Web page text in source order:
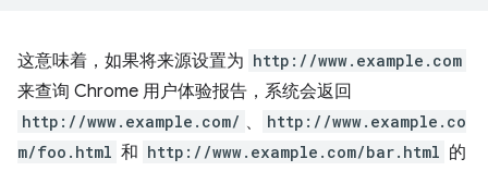
这意味着，如果将来源设置为 http://www.example.com
来查询 Chrome 用户体验报告，系统会返回
http://www.example.com/ 、
http://www.example.co
m/foo.html 和 http://www.example.com/bar.html 的